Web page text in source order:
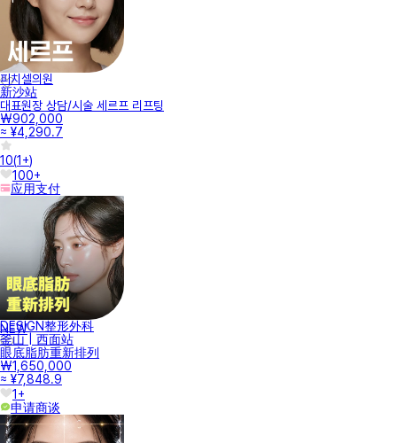
피치셀의원
新沙站
대표원장 상담/시술 세르프 리프팅
₩902,000
≈ ¥4,290.7
10(1+)
100+
应用支付
NEW
DESIGN整形外科
釜山 | 西面站
眼底脂肪重新排列
₩1,650,000
≈ ¥7,848.9
1+
申请商谈